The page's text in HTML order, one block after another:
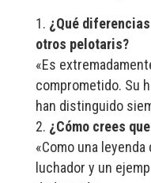
¿Qué
otros pelotaris?
«Es
comprometido. Su
han distinguido
¿Cómo crees
«Como una
luchador y un